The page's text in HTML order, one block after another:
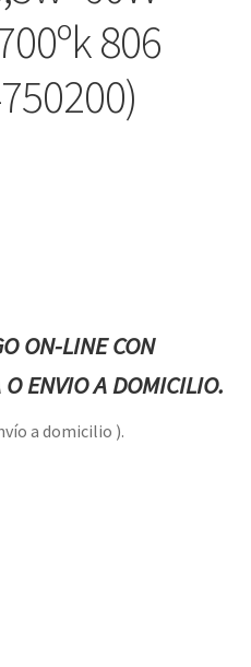
806
ON-LINE CON
ENVIO A DOMICILIO.
a domicilio ).